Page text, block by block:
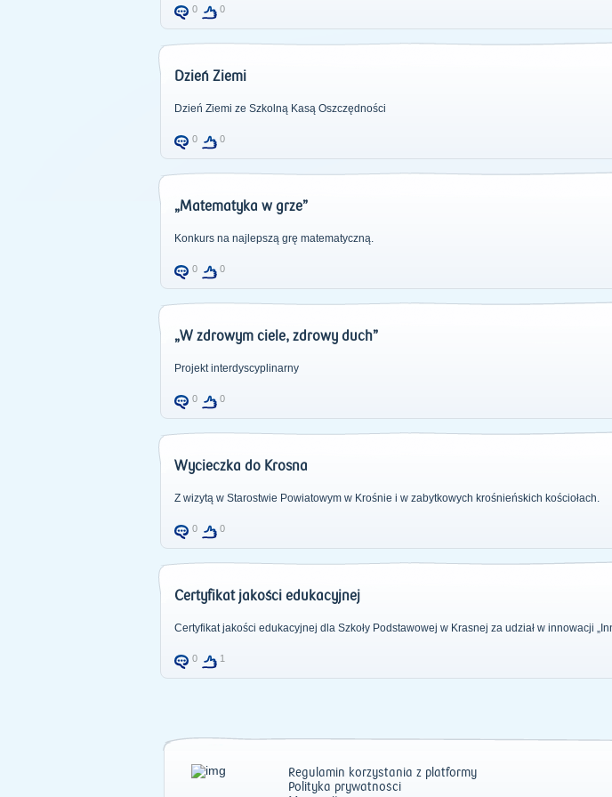
0 0
Dzień Ziemi
Dzień Ziemi ze Szkolną Kasą Oszczędności
0 0
„Matematyka w grze”
Konkurs na najlepszą grę matematyczną.
0 0
„W zdrowym ciele, zdrowy duch”
Projekt interdyscyplinarny
0 0
Wycieczka do Krosna
Z wizytą w Starostwie Powiatowym w Krośnie i w zabytkowych krośnieńskich kościołach.
0 0
Certyfikat jakości edukacyjnej
Certyfikat jakości edukacyjnej dla Szkoły Podstawowej w Krasnej za udział w innowacji
0 1
Regulamin korzystania z platformy
Polityka prywatności